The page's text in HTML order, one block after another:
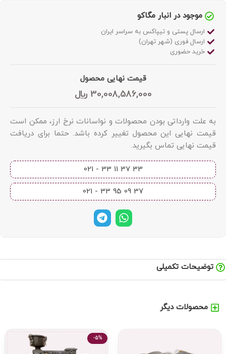
موجود در انبار مگاکو
ارسال پستی و تیپاکس به سراسر ایران
ارسال فوری (شهر تهران)
خرید حضوری
قیمت نهایی محصول
30,008,586,000 ﷼
به علت وارداتی بودن محصولات و نواسانات نرخ ارز، ممکن است
قیمت نهایی این محصول تغییر کرده باشد. حتما برای دریافت
قیمت نهایی تماس بگیرید.
33 37 11 33 - 021​
37 09 95 33 - 021​
توضیحات تکمیلی
محصولات دیگر
-5%